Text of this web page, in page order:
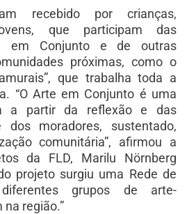
recebido por crianças,
que participam das
em Conjunto e de outras
próximas, como o
que trabalha toda a
“O Arte em Conjunto é uma
a partir da reflexão e das
moradores, sustentado,
comunitária”, afirmou a
da FLD, Marilu Nörnberg
projeto surgiu uma Rede de
grupos de arte-
região.”